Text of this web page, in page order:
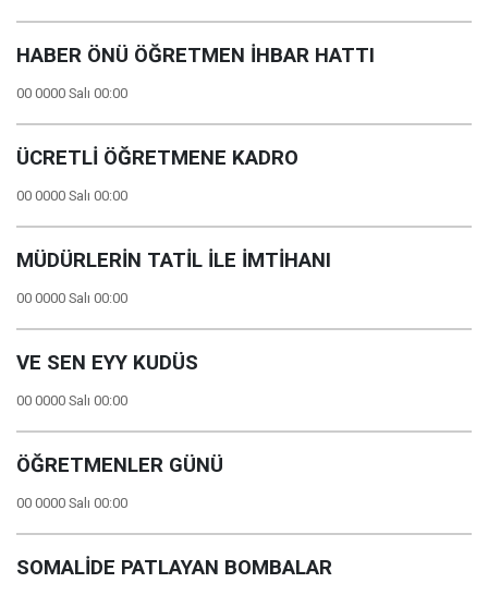
HABER ÖNÜ ÖĞRETMEN İHBAR HATTI
00 0000 Salı 00:00
ÜCRETLİ ÖĞRETMENE KADRO
00 0000 Salı 00:00
MÜDÜRLERİN TATİL İLE İMTİHANI
00 0000 Salı 00:00
VE SEN EYY KUDÜS
00 0000 Salı 00:00
ÖĞRETMENLER GÜNÜ
00 0000 Salı 00:00
SOMALİDE PATLAYAN BOMBALAR